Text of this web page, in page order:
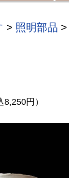
> 照明部品
8,250円）